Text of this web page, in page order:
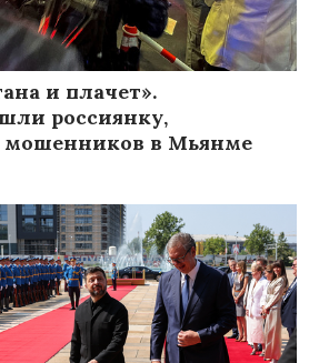
и плачет».
россиянку,
в Мьянме